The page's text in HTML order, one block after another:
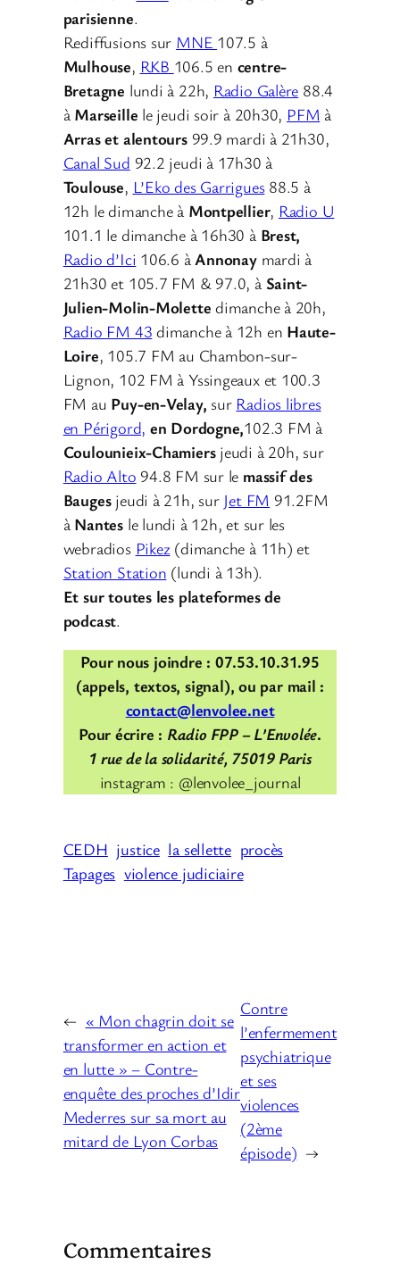
parisienne.
Rediffusions sur MNE 107.5 à
Mulhouse, RKB 106.5 en centre-
Bretagne lundi à 22h, Radio Galère 88.4
à Marseille le jeudi soir à 20h30, PFM à
Arras et alentours99.9 mardi à 21h30,
Canal Sud 92.2 jeudi à 17h30 à
Toulouse, L’Eko des Garrigues88.5 à
12h le dimanche à Montpellier, Radio U
101.1 le dimanche à 16h30 à Brest,
Radio d’Ici 106.6 àAnnonay mardi à
21h30 et 105.7 FM & 97.0, à Saint-
Julien-Molin-Molette dimanche à 20h,
Radio FM 43 dimanche à 12h en Haute-
Loire, 105.7 FM au Chambon-sur-
Lignon, 102 FM à Yssingeaux et 100.3
FM au Puy-en-Velay, sur Radios libres
en Périgord, en Dordogne,102.3 FM à
Coulounieix-Chamiers jeudi à 20h, sur
Radio Alto 94.8 FM sur le massif des
Bauges jeudi à 21h, sur Jet FM 91.2FM
à Nantesle lundi à 12h, et sur les
webradios Pikez(dimanche à 11h) et
Station Station (lundi à 13h).
Et sur toutes les plateformes de
podcast.
Pour nous joindre : 07.53.10.31.95
(appels, textos, signal), ou par mail :
contact@lenvolee.net
Pour écrire : Radio FPP – L’Envolée.
1 rue de la solidarité, 75019 Paris
instagram : @lenvolee_journal
CEDH justice la sellette procès
Tapages violence judiciaire
← « Mon chagrin doit se
transformer en action et
en lutte » – Contre-
enquête des proches d’Idir
Mederres sur sa mort au
mitard de Lyon Corbas
Contre
l’enfermement
psychiatrique
et ses
violences
(2ème
épisode) →
Commentaires